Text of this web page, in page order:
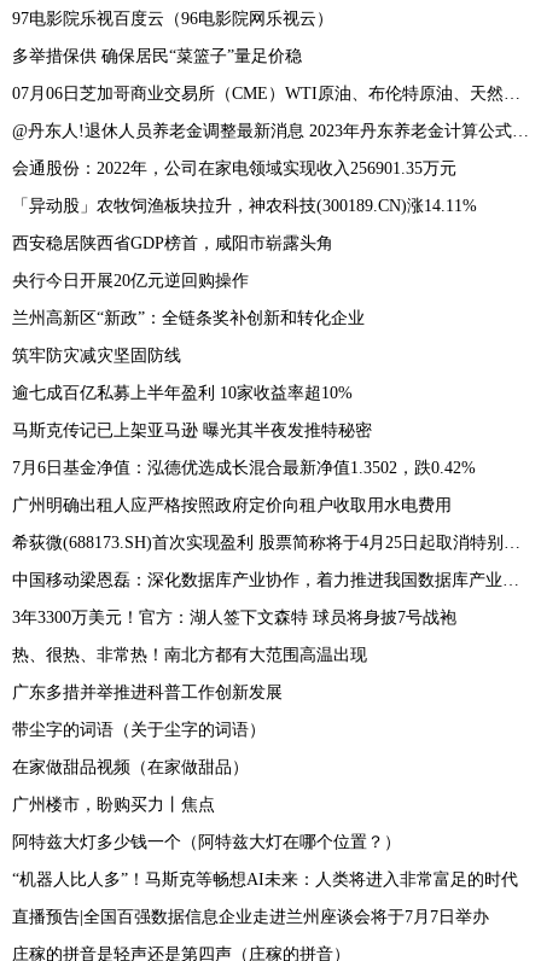
97电影院乐视百度云（96电影院网乐视云）
多举措保供 确保居民“菜篮子”量足价稳
会通股份：2022年，公司在家电领域实现收入256901.35万元
「异动股」农牧饲渔板块拉升，神农科技(300189.CN)涨14.11%
西安稳居陕西省GDP榜首，咸阳市崭露头角
央行今日开展20亿元逆回购操作
兰州高新区“新政”：全链条奖补创新和转化企业
筑牢防灾减灾坚固防线
逾七成百亿私募上半年盈利 10家收益率超10%
马斯克传记已上架亚马逊 曝光其半夜发推特秘密
7月6日基金净值：泓德优选成长混合最新净值1.3502，跌0.42%
广州明确出租人应严格按照政府定价向租户收取用水电费用
3年3300万美元！官方：湖人签下文森特 球员将身披7号战袍
热、很热、非常热！南北方都有大范围高温出现
广东多措并举推进科普工作创新发展
带尘字的词语（关于尘字的词语）
在家做甜品视频（在家做甜品）
广州楼市，盼购买力丨焦点
阿特兹大灯多少钱一个（阿特兹大灯在哪个位置？）
“机器人比人多”！马斯克等畅想AI未来：人类将进入非常富足的时代
直播预告|全国百强数据信息企业走进兰州座谈会将于7月7日举办
庄稼的拼音是轻声还是第四声（庄稼的拼音）